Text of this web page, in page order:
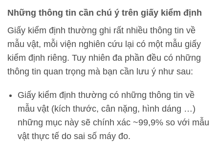
Những thông tin cần chú ý trên giấy kiểm định
Giấy kiểm định thường ghi rất nhiều thông tin về
mẫu vật, mỗi viện nghiên cứu lại có một mẫu giấy
kiểm định riêng. Tuy nhiên đa phần đều có những
thông tin quan trọng mà bạn cần lưu ý như sau:
Giấy kiểm định thường có những thông tin về
mẫu vật (kích thước, cân nặng, hình dáng …)
những mục này sẽ chính xác ~99,9% so với mẫu
vật thực tế do sai số máy đo.